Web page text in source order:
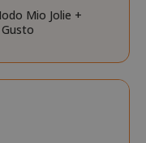
Mio Jolie +